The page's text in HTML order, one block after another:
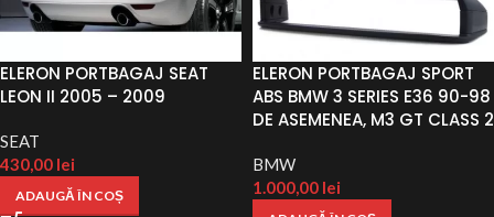
ELERON PORTBAGAJ SEAT
LEON II 2005 – 2009
SEAT
430,00 lei
ADAUGĂ ÎN COȘ
ELERON PORTBAGAJ SPORT
ABS BMW 3 SERIES E36 90-98
DE ASEMENEA, M3 GT CLASS 2
BMW
1.000,00 lei